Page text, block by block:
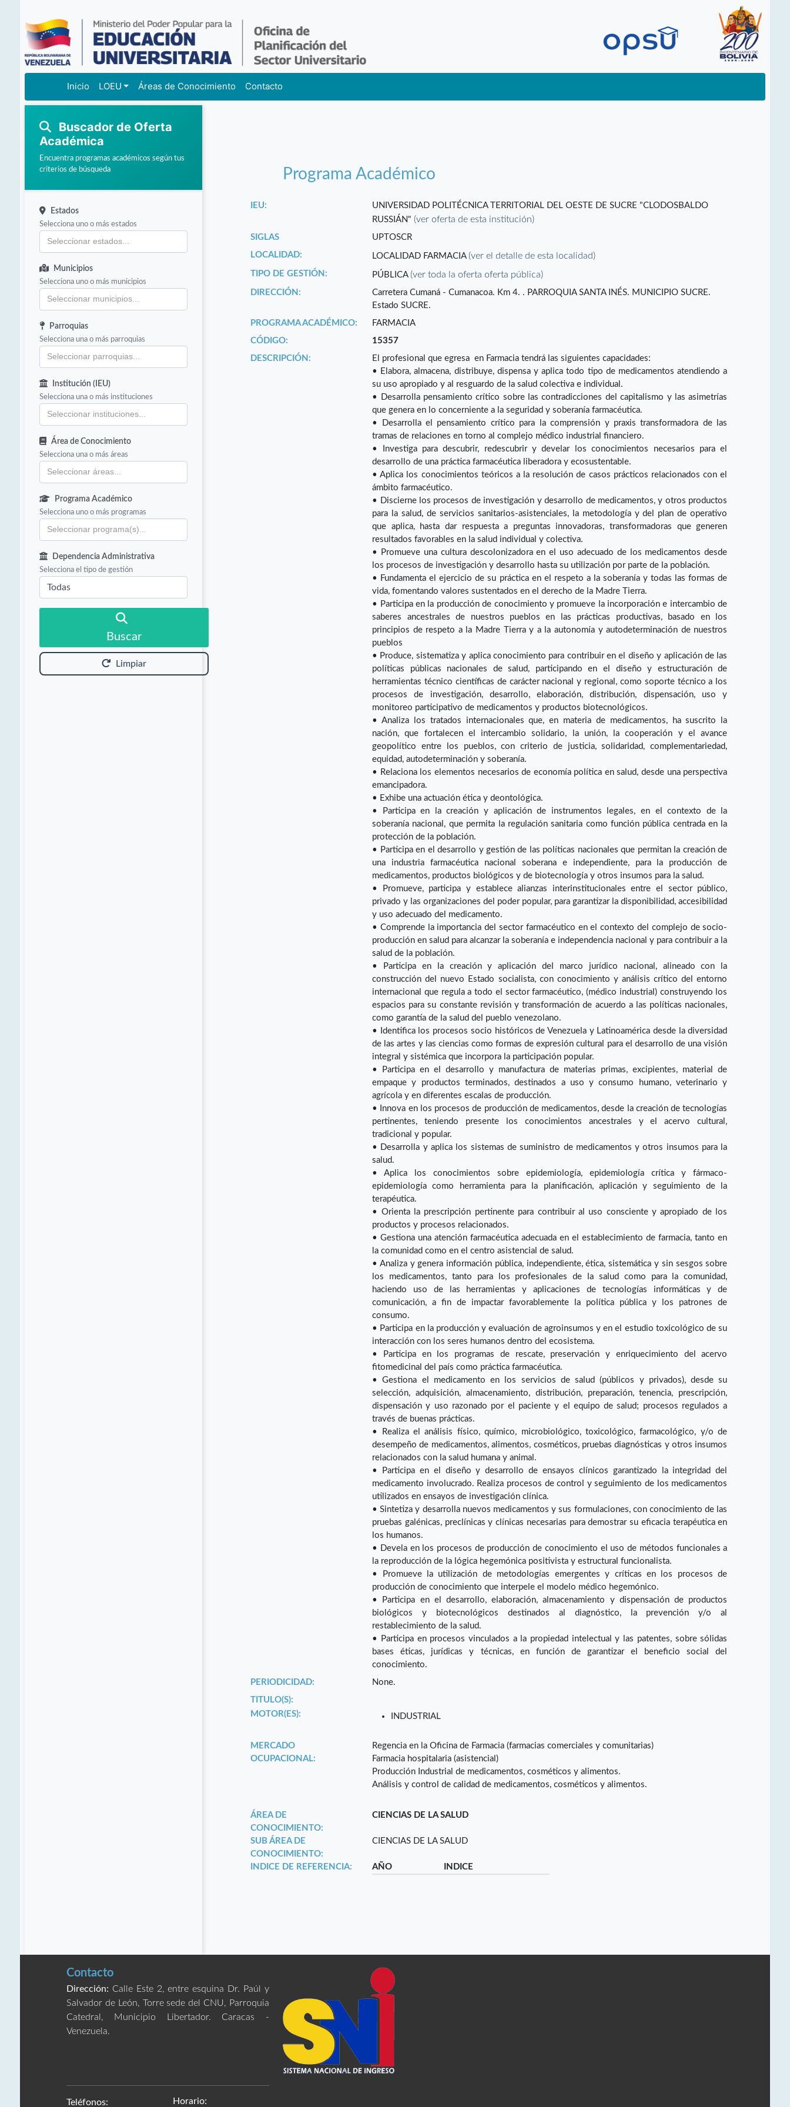
Inicio LOEU Áreas de Conocimiento Contacto
Buscador de Oferta
Académica
Encuentra programas académicos según tus
criterios de búsqueda
Estados
Selecciona uno o más estados
Municipios
Selecciona uno o más municipios
Parroquias
Selecciona una o más parroquias
Institución (IEU)
Selecciona una o más instituciones
Área de Conocimiento
Selecciona una o más áreas
Programa Académico
Selecciona uno o más programas
Dependencia Administrativa
Selecciona el tipo de gestión
Buscar
Limpiar
Programa Académico
IEU:
UNIVERSIDAD POLITÉCNICA TERRITORIAL DEL OESTE DE SUCRE "CLODOSBALDO
RUSSIÁN"(ver oferta de esta institución)
SIGLAS
UPTOSCR
LOCALIDAD:
LOCALIDAD FARMACIA(ver el detalle de esta localidad)
TIPO DE GESTIÓN: PÚBLICA(ver toda la oferta oferta pública)
DIRECCIÓN:
Carretera Cumaná - Cumanacoa. Km 4. . PARROQUIA SANTA INÉS. MUNICIPIO SUCRE.
Estado SUCRE.
PROGRAMA ACADÉMICO:
FARMACIA
CÓDIGO:
15357
DESCRIPCIÓN:
El profesional que egresa en Farmacia tendrá las siguientes capacidades:
• Elabora, almacena, distribuye, dispensa y aplica todo tipo de medicamentos atendiendo a
su uso apropiado y al resguardo de la salud colectiva e individual.
• Desarrolla pensamiento crítico sobre las contradicciones del capitalismo y las asimetrías
que genera en lo concerniente a la seguridad y soberanía farmacéutica.
• Desarrolla el pensamiento crítico para la comprensión y praxis transformadora de las
tramas de relaciones en torno al complejo médico industrial financiero.
• Investiga para descubrir, redescubrir y develar los conocimientos necesarios para el
desarrollo de una práctica farmacéutica liberadora y ecosustentable.
• Aplica los conocimientos teóricos a la resolución de casos prácticos relacionados con el
ámbito farmacéutico.
• Discierne los procesos de investigación y desarrollo de medicamentos, y otros productos
para la salud, de servicios sanitarios-asistenciales, la metodología y del plan de operativo
que aplica, hasta dar respuesta a preguntas innovadoras, transformadoras que generen
resultados favorables en la salud individual y colectiva.
• Promueve una cultura descolonizadora en el uso adecuado de los medicamentos desde
los procesos de investigación y desarrollo hasta su utilización por parte de la población.
• Fundamenta el ejercicio de su práctica en el respeto a la soberanía y todas las formas de
vida, fomentando valores sustentados en el derecho de la Madre Tierra.
• Participa en la producción de conocimiento y promueve la incorporación e intercambio de
saberes ancestrales de nuestros pueblos en las prácticas productivas, basado en los
principios de respeto a la Madre Tierra y a la autonomía y autodeterminación de nuestros
pueblos
• Produce, sistematiza y aplica conocimiento para contribuir en el diseño y aplicación de las
políticas públicas nacionales de salud, participando en el diseño y estructuración de
herramientas técnico científicas de carácter nacional y regional, como soporte técnico a los
procesos de investigación, desarrollo, elaboración, distribución, dispensación, uso y
monitoreo participativo de medicamentos y productos biotecnológicos.
• Analiza los tratados internacionales que, en materia de medicamentos, ha suscrito la
nación, que fortalecen el intercambio solidario, la unión, la cooperación y el avance
geopolítico entre los pueblos, con criterio de justicia, solidaridad, complementariedad,
equidad, autodeterminación y soberanía.
• Relaciona los elementos necesarios de economía política en salud, desde una perspectiva
emancipadora.
• Exhibe una actuación ética y deontológica.
• Participa en la creación y aplicación de instrumentos legales, en el contexto de la
soberanía nacional, que permita la regulación sanitaria como función pública centrada en la
protección de la población.
• Participa en el desarrollo y gestión de las políticas nacionales que permitan la creación de
una industria farmacéutica nacional soberana e independiente, para la producción de
medicamentos, productos biológicos y de biotecnología y otros insumos para la salud.
• Promueve, participa y establece alianzas interinstitucionales entre el sector público,
privado y las organizaciones del poder popular, para garantizar la disponibilidad, accesibilidad
y uso adecuado del medicamento.
• Comprende la importancia del sector farmacéutico en el contexto del complejo de socio-
producción en salud para alcanzar la soberanía e independencia nacional y para contribuir a la
salud de la población.
• Participa en la creación y aplicación del marco jurídico nacional, alineado con la
construcción del nuevo Estado socialista, con conocimiento y análisis crítico del entorno
internacional que regula a todo el sector farmacéutico, (médico industrial) construyendo los
espacios para su constante revisión y transformación de acuerdo a las políticas nacionales,
como garantía de la salud del pueblo venezolano.
• Identifica los procesos socio históricos de Venezuela y Latinoamérica desde la diversidad
de las artes y las ciencias como formas de expresión cultural para el desarrollo de una visión
integral y sistémica que incorpora la participación popular.
• Participa en el desarrollo y manufactura de materias primas, excipientes, material de
empaque y productos terminados, destinados a uso y consumo humano, veterinario y
agrícola y en diferentes escalas de producción.
• Innova en los procesos de producción de medicamentos, desde la creación de tecnologías
pertinentes, teniendo presente los conocimientos ancestrales y el acervo cultural,
tradicional y popular.
• Desarrolla y aplica los sistemas de suministro de medicamentos y otros insumos para la
salud.
• Aplica los conocimientos sobre epidemiología, epidemiología crítica y fármaco-
epidemiología como herramienta para la planificación, aplicación y seguimiento de la
terapéutica.
• Orienta la prescripción pertinente para contribuir al uso consciente y apropiado de los
productos y procesos relacionados.
• Gestiona una atención farmacéutica adecuada en el establecimiento de farmacia, tanto en
la comunidad como en el centro asistencial de salud.
• Analiza y genera información pública, independiente, ética, sistemática y sin sesgos sobre
los medicamentos, tanto para los profesionales de la salud como para la comunidad,
haciendo uso de las herramientas y aplicaciones de tecnologías informáticas y de
comunicación, a fin de impactar favorablemente la política pública y los patrones de
consumo.
• Participa en la producción y evaluación de agroinsumos y en el estudio toxicológico de su
interacción con los seres humanos dentro del ecosistema.
• Participa en los programas de rescate, preservación y enriquecimiento del acervo
fitomedicinal del país como práctica farmacéutica.
• Gestiona el medicamento en los servicios de salud (públicos y privados), desde su
selección, adquisición, almacenamiento, distribución, preparación, tenencia, prescripción,
dispensación y uso razonado por el paciente y el equipo de salud; procesos regulados a
través de buenas prácticas.
• Realiza el análisis físico, químico, microbiológico, toxicológico, farmacológico, y/o de
desempeño de medicamentos, alimentos, cosméticos, pruebas diagnósticas y otros insumos
relacionados con la salud humana y animal.
• Participa en el diseño y desarrollo de ensayos clínicos garantizado la integridad del
medicamento involucrado. Realiza procesos de control y seguimiento de los medicamentos
utilizados en ensayos de investigación clínica.
• Sintetiza y desarrolla nuevos medicamentos y sus formulaciones, con conocimiento de las
pruebas galénicas, preclínicas y clínicas necesarias para demostrar su eficacia terapéutica en
los humanos.
• Devela en los procesos de producción de conocimiento el uso de métodos funcionales a
la reproducción de la lógica hegemónica positivista y estructural funcionalista.
• Promueve la utilización de metodologías emergentes y críticas en los procesos de
producción de conocimiento que interpele el modelo médico hegemónico.
• Participa en el desarrollo, elaboración, almacenamiento y dispensación de productos
biológicos y biotecnológicos destinados al diagnóstico, la prevención y/o al
restablecimiento de la salud.
• Participa en procesos vinculados a la propiedad intelectual y las patentes, sobre sólidas
bases éticas, jurídicas y técnicas, en función de garantizar el beneficio social del
conocimiento.
PERIODICIDAD:
None.
TITULO(S):
MOTOR(ES):
INDUSTRIAL
MERCADO
OCUPACIONAL:
Regencia en la Oficina de Farmacia (farmacias comerciales y comunitarias)
Farmacia hospitalaria (asistencial)
Producción Industrial de medicamentos, cosméticos y alimentos.
Análisis y control de calidad de medicamentos, cosméticos y alimentos.
ÁREA DE
CONOCIMIENTO:
CIENCIAS DE LA SALUD
SUB ÁREA DE
CONOCIMIENTO:
CIENCIAS DE LA SALUD
INDICE DE REFERENCIA: AÑO INDICE
Contacto
Dirección: Calle Este 2, entre esquina Dr. Paúl y
Salvador de León, Torre sede del CNU, Parroquia
Catedral, Municipio Libertador. Caracas -
Venezuela.
Teléfonos: Horario: